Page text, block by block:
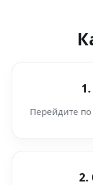
Перейдите по